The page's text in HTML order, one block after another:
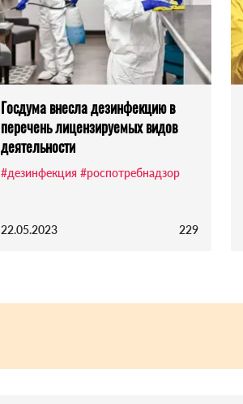
Госдума внесла дезинфекцию в
перечень лицензируемых видов
деятельности
#дезинфекция #роспотребнадзор
22.05.2023 229